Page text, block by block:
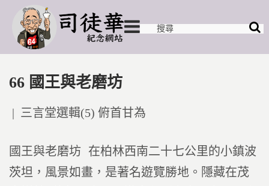
66 國王與老磨坊
Posted
三言堂選輯(5) 俯首甘為
國王與老磨坊 在柏林西南二十七公里的小鎮波
茨坦，風景如畫，是著名遊覽勝地。隱藏在茂